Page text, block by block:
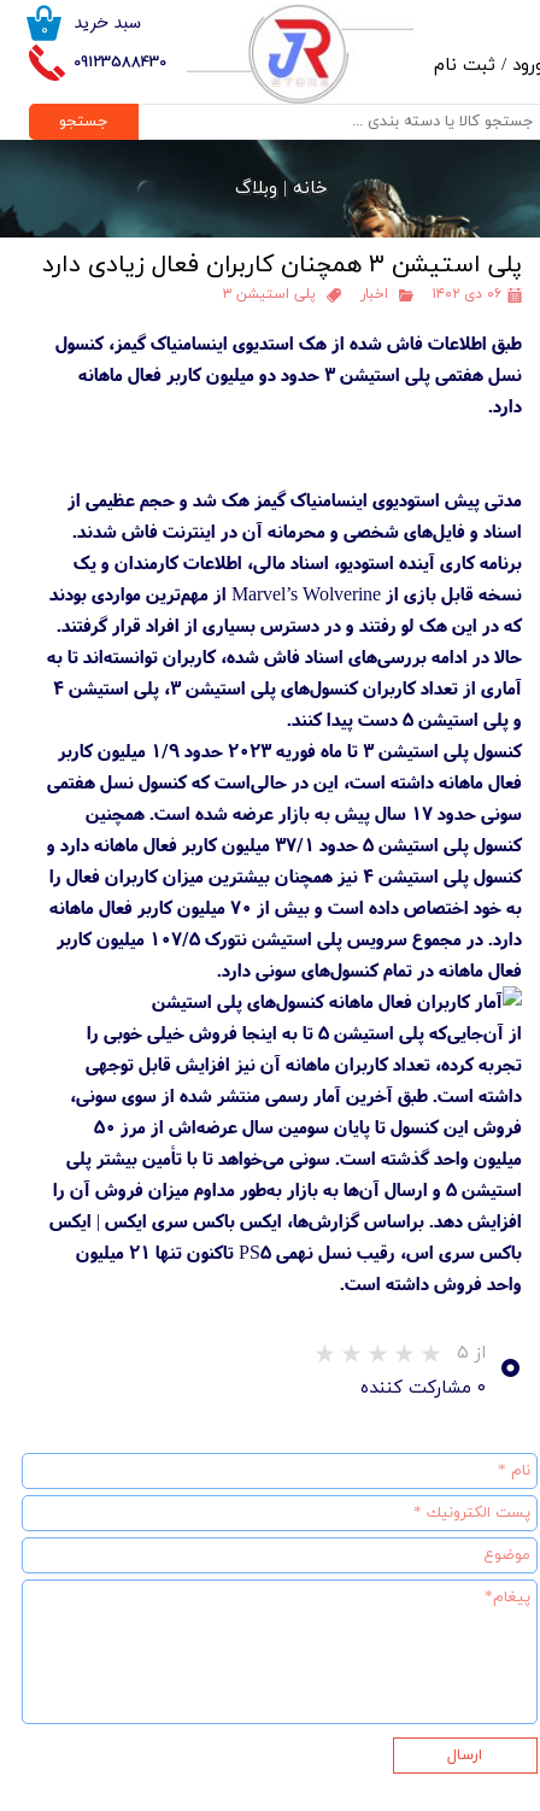
09123588430
۰ سبد خرید
/ ثبت نام
حساب کاربری من
تغییر گذر واژه
خروج از حساب کاربری
جستجو
خانه |وبلاگ
پلی استیشن ۳ همچنان کاربران فعال زیادی دارد
۰۶ دی ۱۴۰۲ اخبار پلی استیشن ۳
طبق اطلاعات فاش شده از هک استدیوی اینسامنیاک گیمز، کنسول
نسل هفتمی پلی استیشن ۳ حدود دو میلیون کاربر فعال ماهانه
دارد.
مدتی پیش استودیوی اینسامنیاک گیمز هک شد و حجم عظیمی از
اسناد و فایل‌های شخصی و محرمانه آن در اینترنت فاش شدند.
برنامه کاری آینده استودیو، اسناد مالی، اطلاعات کارمندان و یک
نسخه قابل بازی از Marvel’s Wolverine از مهم‌ترین مواردی بودند
که در این هک لو رفتند و در دسترس بسیاری از افراد قرار گرفتند.
حالا در ادامه بررسی‌های اسناد فاش شده، کاربران توانسته‌اند تا به
آماری از تعداد کاربران کنسول‌های پلی استیشن ۳، پلی استیشن ۴
و پلی استیشن ۵ دست پیدا کنند.
کنسول پلی استیشن 3 تا ماه فوریه ۲۰۲۳ حدود ۱/۹ میلیون کاربر
فعال ماهانه داشته است، این در حالی‌‌است که کنسول نسل هفتمی
سونی حدود ۱۷ سال پیش به بازار عرضه شده است. همچنین
کنسول پلی استیشن 5 حدود ۳۷/۱ میلیون کاربر فعال ماهانه دارد و
کنسول پلی استیشن 4 نیز همچنان بیشترین میزان کاربران فعال را
به خود اختصاص داده است و بیش از ۷۰ میلیون کاربر فعال ماهانه
دارد. در مجموع سرویس پلی استیشن نتورک ۱۰۷/۵ میلیون کاربر
فعال ماهانه در تمام کنسول‌های سونی دارد.
از آن‌جایی‌که پلی استیشن ۵ تا به اینجا فروش خیلی خوبی را
تجربه کرده، تعداد کاربران ماهانه آن نیز افزایش قابل توجهی
داشته است. طبق آخرین آمار رسمی منتشر شده از سوی سونی،
فروش این کنسول تا پایان سومین سال عرضه‌اش از مرز ۵۰
میلیون واحد گذشته است. سونی می‌خواهد تا با تأمین بیشتر پلی
استیشن ۵ و ارسال آن‌ها به بازار به‌طور مداوم میزان فروش آن را
افزایش دهد. براساس گزارش‌ها، ایکس باکس سری ایکس | ایکس
باکس سری اس، رقیب نسل نهمی PS5 تاکنون تنها ۲۱ میلیون
واحد فروش داشته است.
۰ از ۵
۰ مشارکت کننده
ارسال